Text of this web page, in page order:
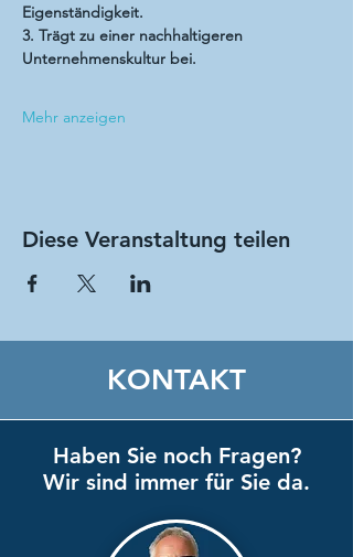
Eigenständigkeit.
3. Trägt zu einer nachhaltigeren
Unternehmenskultur bei.
Mehr anzeigen
Diese Veranstaltung teilen
KONTAKT
Haben Sie noch Fragen?
Wir sind immer für Sie da.